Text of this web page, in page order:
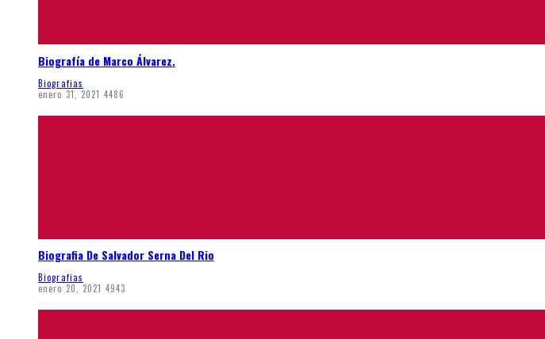
Biografía de Marco Álvarez.
Biografias
enero 31, 2021 4486
Biografia De Salvador Serna Del Rio
Biografias
enero 20, 2021 4943